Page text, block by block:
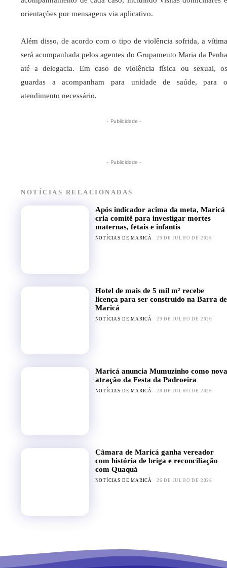
orientações por mensagens via aplicativo.
Além disso, de acordo com o tipo de violência sofrida, a vítima
será acompanhada pelos agentes do Grupamento Maria da Penha
até a delegacia. Em caso de violência física ou sexual, os
guardas a acompanham para unidade de saúde, para o
atendimento necessário.
- Publicidade -
- Publicidade -
NOTÍCIAS RELACIONADAS
Após indicador acima da meta, Maricá
cria comitê para investigar mortes
maternas, fetais e infantis
NOTÍCIAS DE MARICÁ 29 DE JULHO DE 2026
Hotel de mais de 5 mil m² recebe
licença para ser construído na Barra de
Maricá
NOTÍCIAS DE MARICÁ 29 DE JULHO DE 2026
Maricá anuncia Mumuzinho como nova
atração da Festa da Padroeira
NOTÍCIAS DE MARICÁ 28 DE JULHO DE 2026
Câmara de Maricá ganha vereador
com história de briga e reconciliação
com Quaquá
NOTÍCIAS DE MARICÁ 26 DE JULHO DE 2026